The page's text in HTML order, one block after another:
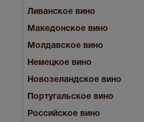
Ливанское вино
Македонское вино
Молдавское вино
Немецкое вино
Новозеландское вино
Португальское вино
Российское вино